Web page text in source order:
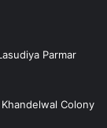
Parmar
Colony